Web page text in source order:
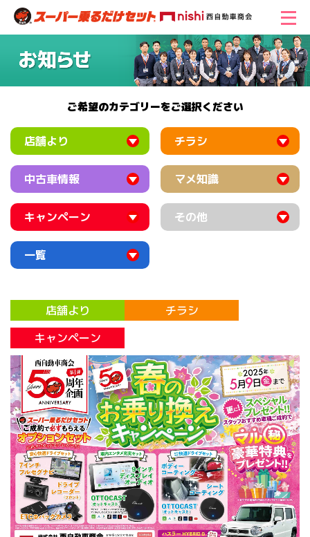
ご希望のカテゴリーをご選択ください
店舗より チラシ
中古車情報 マメ知識
キャンペーン その他
一覧
店舗より
チラシ
キャンペーン